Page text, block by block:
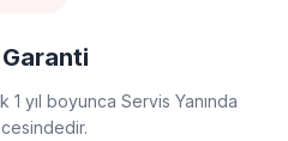
Garanti
yıl boyunca Servis Yanında